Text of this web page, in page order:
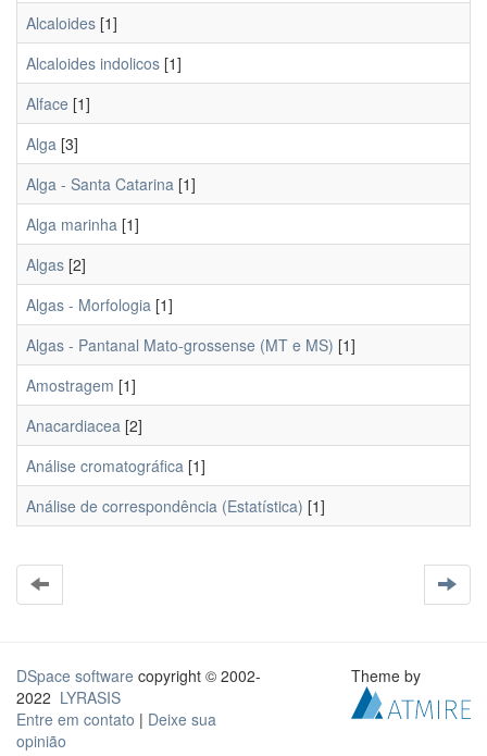
Alcaloides [1]
Alcaloides indolicos [1]
Alface [1]
Alga [3]
Alga - Santa Catarina [1]
Alga marinha [1]
Algas [2]
Algas - Morfologia [1]
Algas - Pantanal Mato-grossense (MT e MS) [1]
Amostragem [1]
Anacardiacea [2]
Análise cromatográfica [1]
Análise de correspondência (Estatística) [1]
DSpace software copyright © 2002-
2022 LYRASIS
Entre em contato | Deixe sua
opinião
Theme by